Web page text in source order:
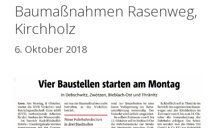
Baumaßnahmen Rasenweg,
Kirchholz
6. Oktober 2018